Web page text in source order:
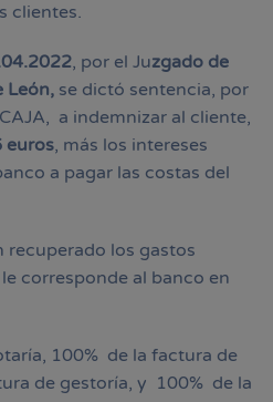
clientes.
, por el Juzgado de
León, se dictó sentencia, por
a indemnizar al cliente,
euros, más los intereses
a pagar las costas del
recuperado los gastos
corresponde al banco en
100% de la factura de
de gestoría, y 100% de la